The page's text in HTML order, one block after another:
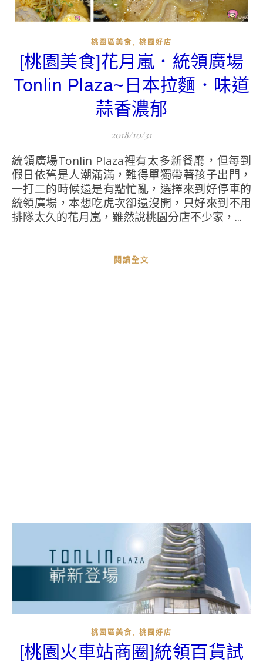
桃園區美食 , 桃園好店
[桃園美食]花月嵐．統領廣場
Tonlin Plaza~日本拉麵．味道
蒜香濃郁
2018/10/31
統領廣場Tonlin Plaza裡有太多新餐廳，但每到
假日依舊是人潮滿滿，難得單獨帶著孩子出門，
一打二的時候還是有點忙亂，選擇來到好停車的
統領廣場，本想吃虎次卻還沒開，只好來到不用
排隊太久的花月嵐，雖然說桃園分店不少家，...
閱讀全文
桃園區美食 , 桃園好店
[桃園火車站商圈]統領百貨試